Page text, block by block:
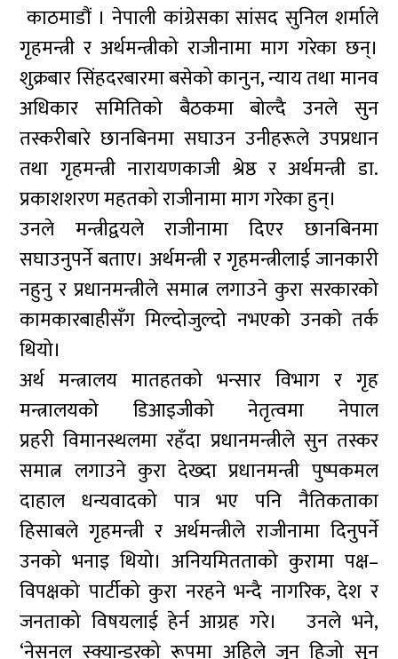
काठमाडौं । नेपाली कांग्रेसका सांसद सुनिल शर्माले
गृहमन्त्री र अर्थमन्त्रीको राजीनामा माग गरेका छन्।
शुक्रबार सिंहदरबारमा बसेको कानुन, न्याय तथा मानव
अधिकार समितिको बैठकमा बोल्दै उनले सुन
तस्करीबारे छानबिनमा सघाउन उनीहरूले उपप्रधान
तथा गृहमन्त्री नारायणकाजी श्रेष्ठ र अर्थमन्त्री डा.
प्रकाशशरण महतको राजीनामा माग गरेका हुन्।
उनले मन्त्रीद्वयले राजीनामा दिएर छानबिनमा
सघाउनुपर्ने बताए। अर्थमन्त्री र गृहमन्त्रीलाई जानकारी
नहुनु र प्रधानमन्त्रीले समात्न लगाउने कुरा सरकारको
कामकारबाहीसँग मिल्दोजुल्दो नभएको उनकाे तर्क
थियो।
अर्थ मन्त्रालय मातहतको भन्सार विभाग र गृह
मन्त्रालयको डिआइजीको नेतृत्वमा नेपाल
प्रहरी विमानस्थलमा रहँदा प्रधानमन्त्रीले सुन तस्कर
समात्न लगाउने कुरा देख्दा प्रधानमन्त्री पुष्पकमल
दाहाल धन्यवादको पात्र भए पनि नैतिकताका
हिसाबले गृहमन्त्री र अर्थमन्त्रीले राजीनामा दिनुपर्ने
उनको भनाइ थियो। अनियमितताको कुरामा पक्ष–
विपक्षको पार्टीको कुरा नरहने भन्दै नागरिक, देश र
जनताको विषयलाई हेर्न आग्रह गरे। उनले भने,
‘नेसनल स्क्यान्डरको रूपमा अहिले जुन हिजो सुन